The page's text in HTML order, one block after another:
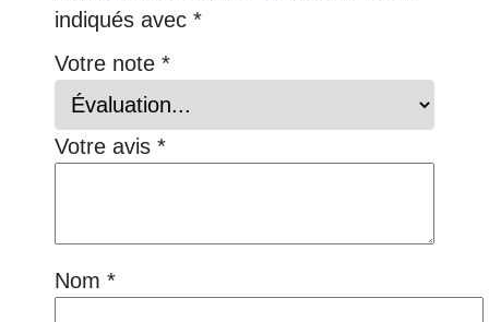
indiqués avec *
Votre note *
Votre avis *
Nom *